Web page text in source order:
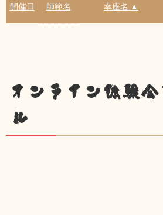
開催日 師範名 幸座名 ▲
オンライン体験
ル